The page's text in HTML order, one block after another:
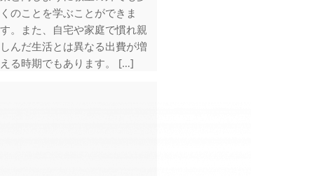
くのことを学ぶことができま
す。また、自宅や家庭で慣れ親
しんだ生活とは異なる出費が増
える時期でもあります。 […]